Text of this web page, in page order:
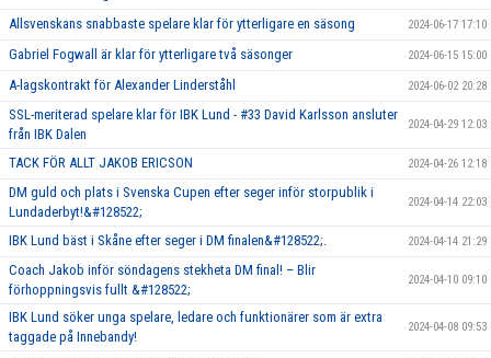
Allsvenskans snabbaste spelare klar för ytterligare en säsong 2024-06-17 17:10
Gabriel Fogwall är klar för ytterligare två säsonger 2024-06-15 15:00
A-lagskontrakt för Alexander Linderståhl 2024-06-02 20:28
SSL-meriterad spelare klar för IBK Lund - #33 David Karlsson ansluter
från IBK Dalen
2024-04-29 12:03
TACK FÖR ALLT JAKOB ERICSON 2024-04-26 12:18
DM guld och plats i Svenska Cupen efter seger inför storpublik i
Lundaderbyt!&#128522;
2024-04-14 22:03
IBK Lund bäst i Skåne efter seger i DM finalen&#128522;. 2024-04-14 21:29
Coach Jakob inför söndagens stekheta DM final! – Blir
förhoppningsvis fullt &#128522;
2024-04-10 09:10
IBK Lund söker unga spelare, ledare och funktionärer som är extra
taggade på Innebandy!
2024-04-08 09:53